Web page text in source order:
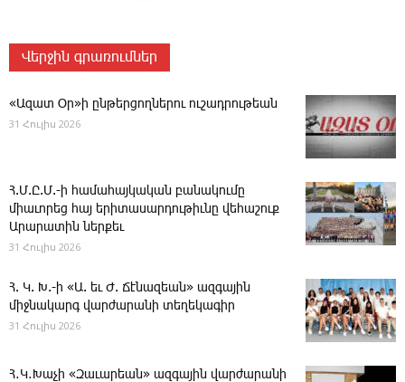
Վերջին գրառումներ
«Ազատ Օր»ի ընթերցողներու ուշադրութեան
31 Հուլիս 2026
Հ.Մ.Ը.Մ.-ի համահայկական բանակումը
միաւորեց հայ երիտասարդութիւնը վեհաշուք
Արարատին ներքեւ
31 Հուլիս 2026
Հ. Կ. Խ.-ի «Ա. եւ Ժ. ­Ճէնազեան» ազգային
միջնակարգ վարժարանի տեղեկագիր
31 Հուլիս 2026
Հ․Կ․Խաչի «Զաւարեան» ազգային վարժարանի